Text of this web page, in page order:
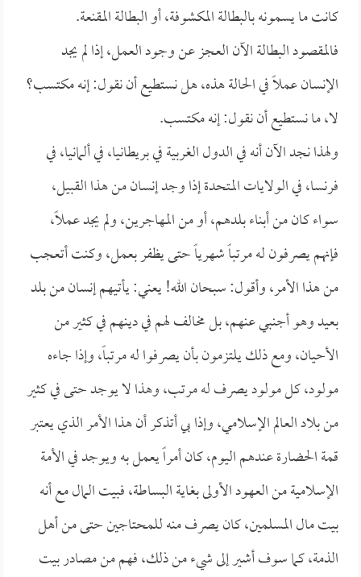
كانت ما يسمونه بالبطالة المكشوفة، أو البطالة المقنعة.
فالمقصود البطالة الآن العجز عن وجود العمل، إذا لم يجد
الإنسان عملاً في الحالة هذه، هل نستطيع أن نقول: إنه مكتسب؟
لا، ما نستطيع أن نقول: إنه مكتسب.
ولهذا نجد الآن أنه في الدول الغربية في بريطانيا، في ألمانيا، في
فرنسا، في الولايات المتحدة إذا وجد إنسان من هذا القبيل،
سواء كان من أبناء بلدهم، أو من المهاجرين، ولم يجد عملاً،
فإنهم يصرفون له مرتباً شهرياً حتى يظفر بعمل، وكنت أتعجب
من هذا الأمر، وأقول: سبحان الله! يعني: يأتيهم إنسان من بلد
بعيد وهو أجنبي عنهم، بل مخالف لهم في دينهم في كثير من
الأحيان، ومع ذلك يلتزمون بأن يصرفوا له مرتباً، وإذا جاءه
مولود، كل مولود يصرف له مرتب، وهذا لا يوجد حتى في كثير
من بلاد العالم الإسلامي، وإذا بي أتذكر أن هذا الأمر الذي يعتبر
قمة الحضارة عندهم اليوم، كان أمراً يعمل به ويوجد في الأمة
الإسلامية من العهود الأولى بغاية البساطة، فبيت المال مع أنه
بيت مال المسلمين، كان يصرف منه للمحتاجين حتى من أهل
الذمة، كما سوف أشير إلى شيء من ذلك، فهم من مصادر بيت